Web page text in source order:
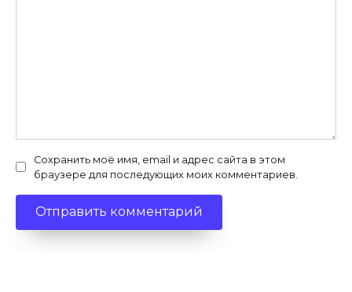
Сохранить моё имя, email и адрес сайта в этом
браузере для последующих моих комментариев.